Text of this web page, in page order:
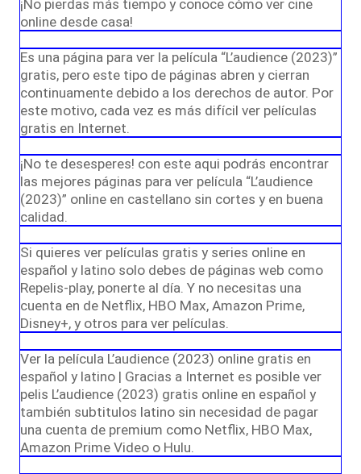
¡No pierdas más tiempo y conoce cómo ver cine
online desde casa!
Es una página para ver la película “L’audience (2023)”
gratis, pero este tipo de páginas abren y cierran
continuamente debido a los derechos de autor. Por
este motivo, cada vez es más difícil ver películas
gratis en Internet.
¡No te desesperes! con este aqui podrás encontrar
las mejores páginas para ver película “L’audience
(2023)” online en castellano sin cortes y en buena
calidad.
Si quieres ver películas gratis y series online en
español y latino solo debes de páginas web como
Repelis-play, ponerte al día. Y no necesitas una
cuenta en de Netflix, HBO Max, Amazon Prime,
Disney+, y otros para ver películas.
Ver la película L’audience (2023) online gratis en
español y latino | Gracias a Internet es posible ver
pelis L’audience (2023) gratis online en español y
también subtitulos latino sin necesidad de pagar
una cuenta de premium como Netflix, HBO Max,
Amazon Prime Video o Hulu.